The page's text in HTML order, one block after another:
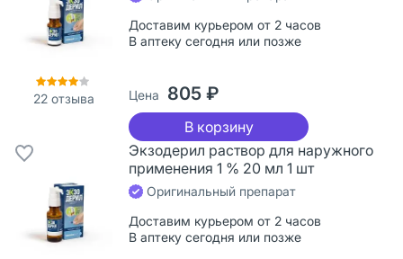
22 отзыва
Доставим курьером от 2 часов
В аптеку сегодня или позже
Цена 805 ₽
В корзину
Экзодерил раствор для наружного
применения 1 % 20 мл 1 шт
Оригинальный препарат
Доставим курьером от 2 часов
В аптеку сегодня или позже